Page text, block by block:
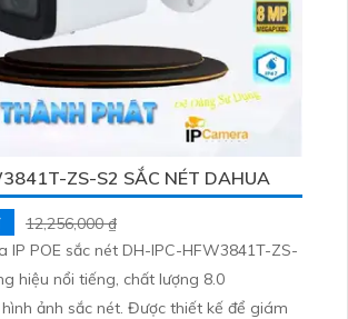
ZS-S2 SẮC NÉT DAHUA
12,256,000 ₫
IP POE sắc nét DH-IPC-HFW3841T-ZS-
hiệu nổi tiếng, chất lượng 8.0
nét. Được thiết kế để giám